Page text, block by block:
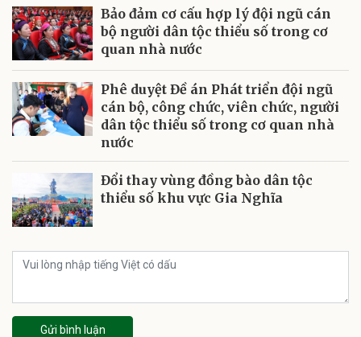
Bảo đảm cơ cấu hợp lý đội ngũ cán
bộ người dân tộc thiểu số trong cơ
quan nhà nước
Phê duyệt Đề án Phát triển đội ngũ
cán bộ, công chức, viên chức, người
dân tộc thiểu số trong cơ quan nhà
nước
Đổi thay vùng đồng bào dân tộc
thiểu số khu vực Gia Nghĩa
Gửi bình luận